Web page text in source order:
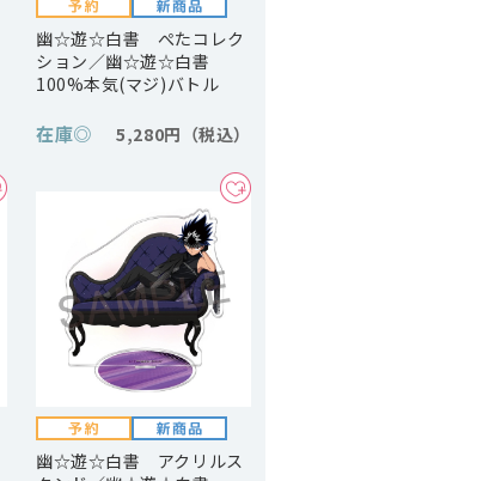
幽☆遊☆白書 ぺたコレク
ション／幽☆遊☆白書
100%本気(マジ)バトル
在庫◎ 5,280円
幽☆遊☆白書 アクリルス